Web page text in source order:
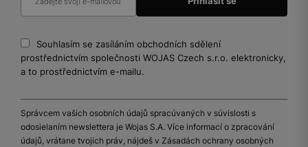
Souhlasím se zasíláním obchodních sdělení
prostřednictvím společnosti WOJAS Czech s.r.o. elektronicky,
a to prostřednictvím e-mailu.
Správcem vašich osobních údajů spracúvaných v súvislosti s
odosielaním newslettera je Wojas S.A. Více informací o zpracování
údajů, vrátane tvojich práv, nájdeš v Zásadách ochrany osobných